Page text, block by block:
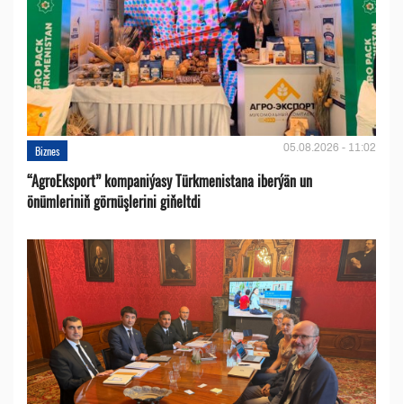
Biznes 05.08.2026 - 11:02
“AgroEksport” kompaniýasy Türkmenistana iberýän un
önümleriniň görnüşlerini giňeltdi